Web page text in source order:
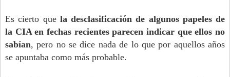
Es cierto que la desclasificación de algunos papeles de
la CIA en fechas recientes parecen indicar que ellos no
sabían, pero no se dice nada de lo que por aquellos años
se apuntaba como más probable.